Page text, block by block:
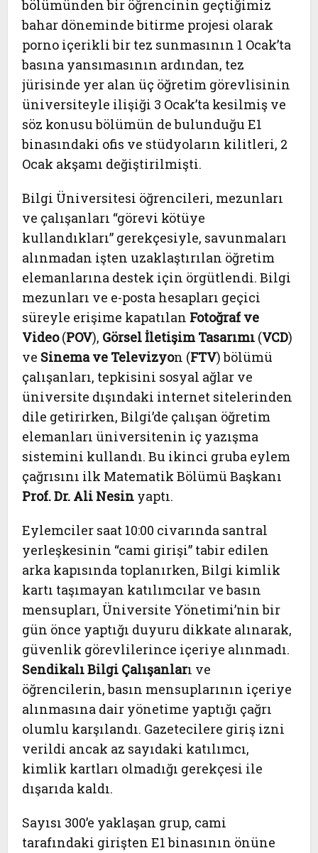
bölümünden bir öğrencinin geçtiğimiz
bahar döneminde bitirme projesi olarak
porno içerikli bir tez sunmasının 1 Ocak’ta
basına yansımasının ardından, tez
jürisinde yer alan üç öğretim görevlisinin
üniversiteyle ilişiği 3 Ocak’ta kesilmiş ve
söz konusu bölümün de bulunduğu E1
binasındaki ofis ve stüdyoların kilitleri, 2
Ocak akşamı değiştirilmişti.
Bilgi Üniversitesi öğrencileri, mezunları
ve çalışanları “görevi kötüye
kullandıkları” gerekçesiyle, savunmaları
alınmadan işten uzaklaştırılan öğretim
elemanlarına destek için örgütlendi. Bilgi
mezunları ve e-posta hesapları geçici
süreyle erişime kapatılan Fotoğraf ve
Video(POV), Görsel İletişim Tasarımı (VCD)
ve Sinema ve Televizyon (FTV) bölümü
çalışanları, tepkisini sosyal ağlar ve
üniversite dışındaki internet sitelerinden
dile getirirken, Bilgi’de çalışan öğretim
elemanları üniversitenin iç yazışma
sistemini kullandı. Bu ikinci gruba eylem
çağrısını ilk Matematik Bölümü Başkanı
Prof. Dr. Ali Nesin yaptı.
Eylemciler saat 10:00 civarında santral
yerleşkesinin “cami girişi” tabir edilen
arka kapısında toplanırken, Bilgi kimlik
kartı taşımayan katılımcılar ve basın
mensupları, Üniversite Yönetimi’nin bir
gün önce yaptığı duyuru dikkate alınarak,
güvenlik görevlilerince içeriye alınmadı.
Sendikalı Bilgi Çalışanları ve
öğrencilerin, basın mensuplarının içeriye
alınmasına dair yönetime yaptığı çağrı
olumlu karşılandı. Gazetecilere giriş izni
verildi ancak az sayıdaki katılımcı,
kimlik kartları olmadığı gerekçesi ile
dışarıda kaldı.
Sayısı 300’e yaklaşan grup, cami
tarafındaki girişten E1 binasının önüne